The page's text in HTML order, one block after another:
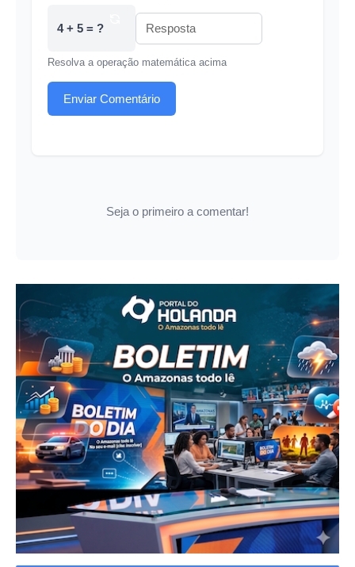
4 + 5 = ?
Resolva a operação matemática acima
Enviar Comentário
Seja o primeiro a comentar!